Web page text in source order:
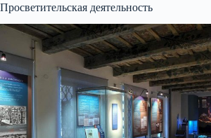
Просветительская деятельность